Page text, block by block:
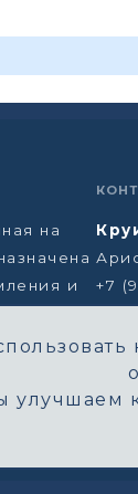
на
и
→
+7